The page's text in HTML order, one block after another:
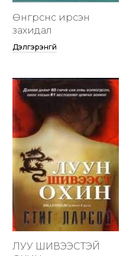
Өнгөрснөөс ирсэн
захидал
Дэлгэрэнгүй
ЛУУ ШИВЭЭСТЭЙ